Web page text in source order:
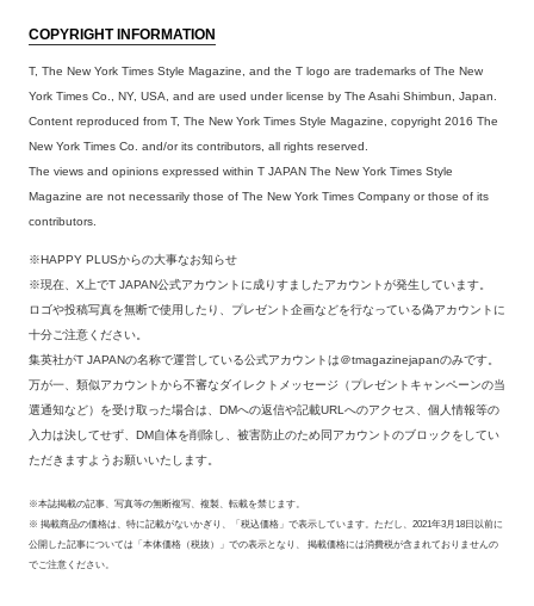
COPYRIGHT INFORMATION
T, The New York Times Style Magazine, and the T logo are trademarks of The New
York Times Co., NY, USA, and are used under license by The Asahi Shimbun, Japan.
Content reproduced from T, The New York Times Style Magazine, copyright 2016 The
New York Times Co. and/or its contributors, all rights reserved.
The views and opinions expressed within T JAPAN The New York Times Style
Magazine are not necessarily those of The New York Times Company or those of its
contributors.
※HAPPY PLUSからの大事なお知らせ
※現在、X上でT JAPAN公式アカウントに成りすましたアカウントが発生しています。
ロゴや投稿写真を無断で使用したり、プレゼント企画などを行なっている偽アカウントに
十分ご注意ください。
集英社がT JAPANの名称で運営している公式アカウントは＠tmagazinejapanのみです。
万が一、類似アカウントから不審なダイレクトメッセージ（プレゼントキャンペーンの当
選通知など）を受け取った場合は、DMへの返信や記載URLへのアクセス、個人情報等の
入力は決してせず、DM自体を削除し、被害防止のため同アカウントのブロックをしてい
ただきますようお願いいたします。
※本誌掲載の記事、写真等の無断複写、複製、転載を禁じます。
※ 掲載商品の価格は、特に記載がないかぎり、「税込価格」で表示しています。ただし、2021年3月18日以前に
公開した記事については「本体価格（税抜）」での表示となり、 掲載価格には消費税が含まれておりませんの
でご注意ください。